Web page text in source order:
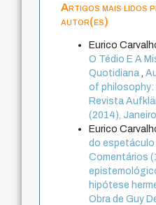
Artigos mais lidos
autor(es)
Eurico
O Tédio E A
Quotidiana ,
of philosophy:
Revista
(2014),
Eurico
do
Comentários
hipótese
Obra de Guy